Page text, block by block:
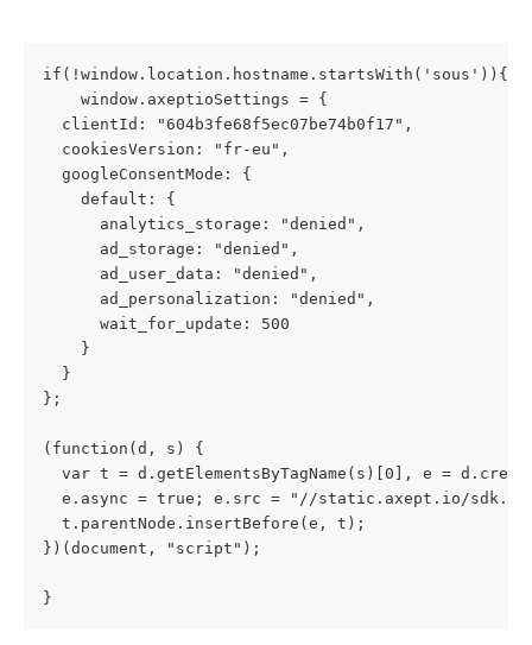
if(!window.location.hostname.startsWith('sous')){
    window.axeptioSettings = {
  clientId: "604b3fe68f5ec07be74b0f17",
  cookiesVersion: "fr-eu",
  googleConsentMode: {
    default: {
      analytics_storage: "denied",
      ad_storage: "denied",
      ad_user_data: "denied",
      ad_personalization: "denied",
      wait_for_update: 500
    }
  }
};
(function(d, s) {
var t = d.getElementsByTagName(s)[0], e =
e.async = true; e.src = "//static.axept.io/
  t.parentNode.insertBefore(e, t);
})(document, "script");
}